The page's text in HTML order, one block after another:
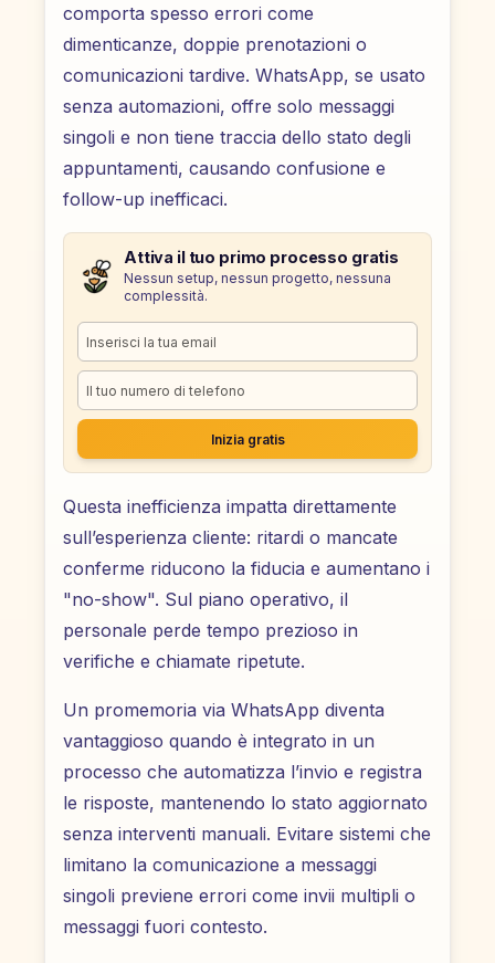
comporta spesso errori come
dimenticanze, doppie prenotazioni o
comunicazioni tardive. WhatsApp, se usato
senza automazioni, offre solo messaggi
singoli e non tiene traccia dello stato degli
appuntamenti, causando confusione e
follow-up inefficaci.
Attiva il tuo primo processo gratis
Nessun setup, nessun progetto, nessuna
complessità.
Inizia gratis
Questa inefficienza impatta direttamente
sull’esperienza cliente: ritardi o mancate
conferme riducono la fiducia e aumentano i
"no-show". Sul piano operativo, il
personale perde tempo prezioso in
verifiche e chiamate ripetute.
Un promemoria via WhatsApp diventa
vantaggioso quando è integrato in un
processo che automatizza l’invio e registra
le risposte, mantenendo lo stato aggiornato
senza interventi manuali. Evitare sistemi che
limitano la comunicazione a messaggi
singoli previene errori come invii multipli o
messaggi fuori contesto.